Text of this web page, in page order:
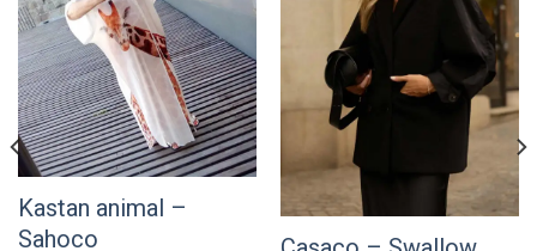
Kastan animal –
Sahoco